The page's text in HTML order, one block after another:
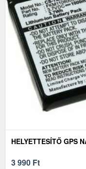
HELYETTESÍTŐ GPS
3 990 Ft